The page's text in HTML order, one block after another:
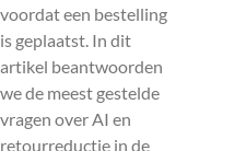
voordat een bestelling
is geplaatst. In dit
artikel beantwoorden
we de meest gestelde
vragen over AI en
retourreductie in de